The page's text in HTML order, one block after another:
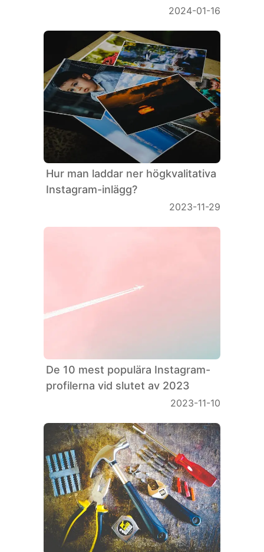
Symbols
2024-01-16
Hur man laddar ner högkvalitativa
Instagram-inlägg?
2023-11-29
De 10 mest populära Instagram-
profilerna vid slutet av 2023
2023-11-10